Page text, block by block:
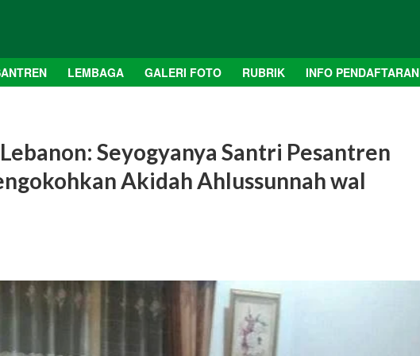
LEMBAGA GALERI FOTO RUBRIK INFO PENDAFTARAN
Seyogyanya Santri Pesantren
Akidah Ahlussunnah wal